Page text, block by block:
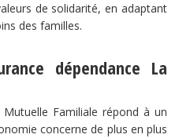
de solidarité, en adaptant
des familles.
dépendance La
Mutuelle Familiale répond à un
concerne de plus en plus